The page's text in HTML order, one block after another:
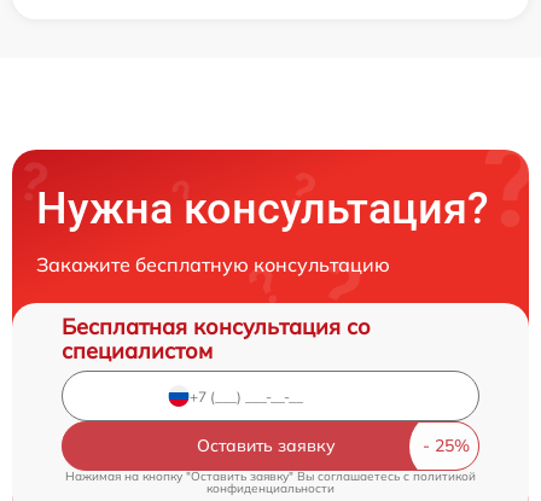
Нужна консультация?
Закажите бесплатную консультацию
Бесплатная консультация со
специалистом
Оставить заявку
Нажимая на кнопку "Оставить заявку" Вы соглашаетесь c политикой
конфиденциальности